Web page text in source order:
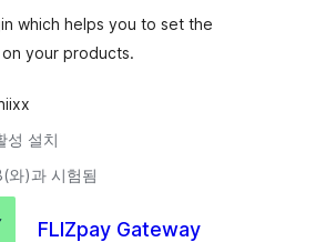
점
which helps you to set the
your products.
성 설치
와)과 시험됨
FLIZpay Gateway